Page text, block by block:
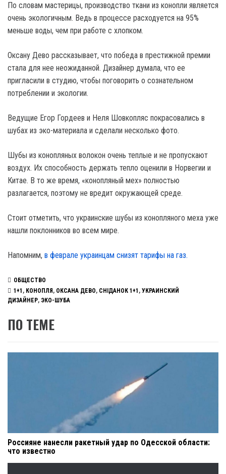
По словам мастерицы, производство ткани из конопли является
очень экологичным. Ведь в процессе расходуется на 95%
меньше воды, чем при работе с хлопком.
Оксану Дево рассказывает, что победа в престижной премии
стала для нее неожиданной. Дизайнер думала, что ее
пригласили в студию, чтобы поговорить о сознательном
потреблении и экологии.
Ведущие Егор Гордеев и Неля Шовкопляс покрасовались в
шубах из эко-материала и сделали несколько фото.
Шубы из конопляных волокон очень теплые и не пропускают
воздух. Их способность держать тепло оценили в Норвегии и
Китае. В то же время, «конопляный мех» полностью
разлагается, поэтому не вредит окружающей среде.
Стоит отметить, что украинские шубы из конопляного меха уже
нашли поклонников во всем мире.
Напомним, в феврале украинцам снизят тарифы на газ.
ОБЩЕСТВО
1+1 , КОНОПЛЯ , ОКСАНА ДЕВО, СНІДАНОК 1+1 , УКРАИНСКИЙ
ДИЗАЙНЕР, ЭКО-ШУБА
ПО ТЕМЕ
Россияне нанесли ракетный удар по Одесской области:
что известно